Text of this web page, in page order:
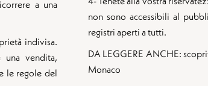
a una
indivisa.
una vendita,
le regole del
non sono accessibili al
registri aperti a tutti.
DA LEGGERE ANCHE:
Monaco